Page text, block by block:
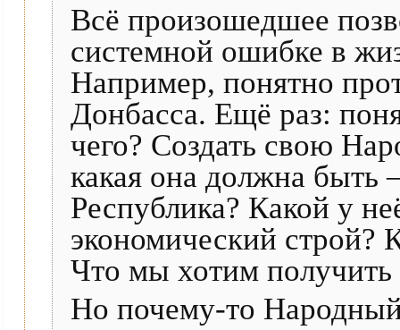
Всё произошедшее
системной ошибке в
Например, понятно
Донбасса. Ещё раз:
чего? Создать свою
какая она должна
Республика? Какой у
экономический строй?
Что мы хотим
Но почему-то